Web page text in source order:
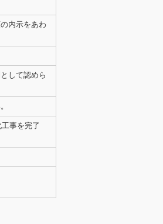
内示をあわ
して認めら
事を完了